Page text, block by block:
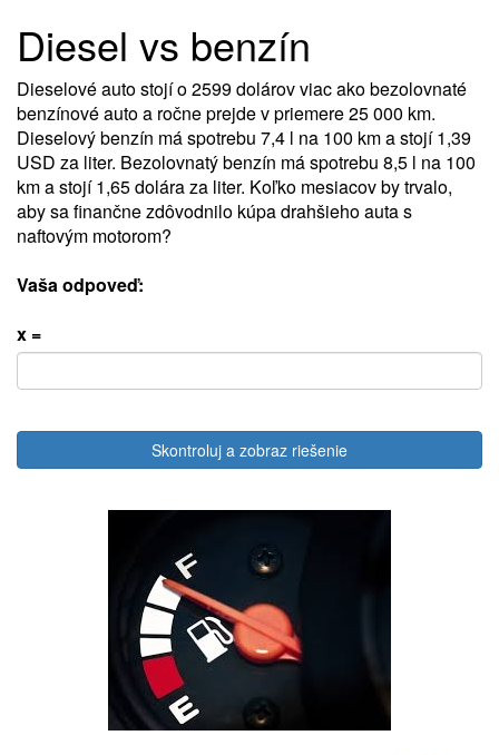
Diesel vs benzín
Dieselové auto stojí o 2599 dolárov viac ako bezolovnaté
benzínové auto a ročne prejde v priemere 25 000 km.
Dieselový benzín má spotrebu 7,4 l na 100 km a stojí 1,39
USD za liter. Bezolovnatý benzín má spotrebu 8,5 l na 100
km a stojí 1,65 dolára za liter. Koľko mesiacov by trvalo,
aby sa finančne zdôvodnilo kúpa drahšieho auta s
naftovým motorom?
Vaša odpoveď:
x =
Skontroluj a zobraz riešenie